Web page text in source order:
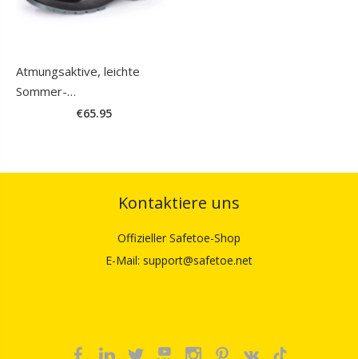
Atmungsaktive, leichte
Sommer-
Sicherheitsarbeitsschuhe
€65.95
Kontaktiere uns
Offizieller Safetoe-Shop
E-Mail: support@safetoe.net